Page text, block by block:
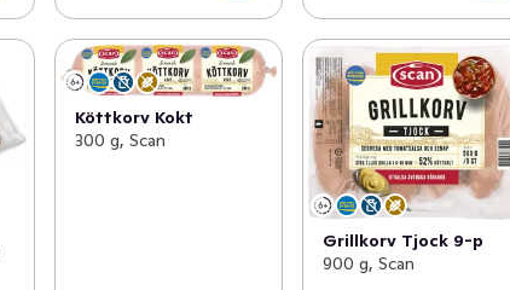
Köttkorv Kokt
300 g, Scan
Grillkorv Tjock 9-p
900 g, Scan